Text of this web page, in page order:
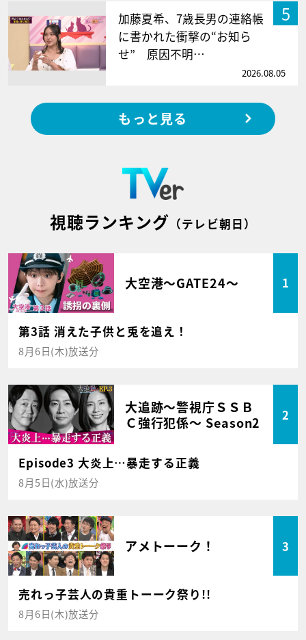
5
加藤夏希、7歳長男の連絡帳
に書かれた衝撃の“お知ら
せ” 原因不明…
2026.08.05
もっと見る
視聴ランキング （テレビ朝日）
大空港～GATE24～ 1
第3話 消えた子供と兎を追え！
8月6日(木)放送分
大追跡～警視庁ＳＳＢ
Ｃ強行犯係～ Season2
2
Episode3 大炎上…暴走する正義
8月5日(水)放送分
アメトーーク！ 3
売れっ子芸人の貴重トーーク祭り!!
8月6日(木)放送分